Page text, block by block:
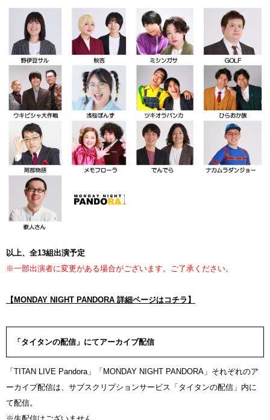
以上、全13組出演予定
※一部出演者に変更がある場合がございます。ご了承ください。
【MONDAY NIGHT PANDORA 詳細ページはコチラ】
「タイタンの配信」にてアーカイブ配信
「TITAN LIVE Pandora」「MONDAY NIGHT PANDORA」それぞれのア
ーカイブ配信は、サブスクリプションサービス「タイタンの配信」内に
て配信。